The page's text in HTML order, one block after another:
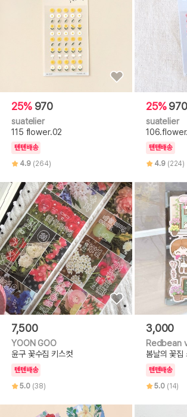
25% 970
suatelier
115 flower.02
텐텐배송
4.9 (264)
25%970
suatelier
텐텐배송
4.9 (224)
7,500
YOON GOO
윤구 꽃수집 키스컷
텐텐배송
5.0 (38)
3,000
Redbean
봄날의 꽃집
텐텐배송
5.0 (14)